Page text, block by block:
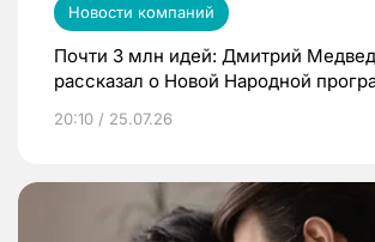
Новости компаний
Почти 3 млн идей: Дмитрий
рассказал о Новой Народной
20:10 / 25.07.26